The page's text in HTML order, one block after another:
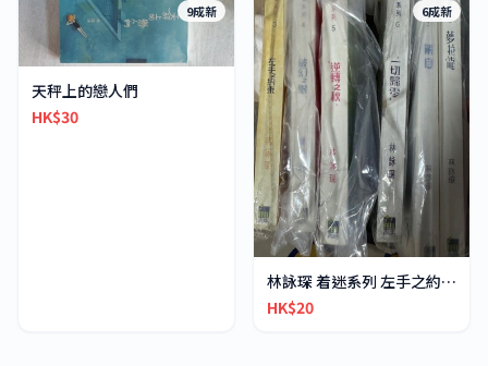
9成新
天秤上的戀人們
HK$30
6成新
林詠琛 着迷系列 左手之約束 破幻之眼 逆轉之秋 一切歸零 ／ 着迷外傳 解夏 夢拉龍
HK$20